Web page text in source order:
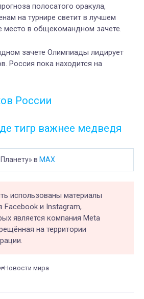
полосатого оракула,
на турнире светит в лучшем
место в общекомандном зачете.
зачете Олимпиады лидирует
Россия пока находится на
России
тигр важнее медведя
в MAX
использованы материалы
Facebook и Instagram,
является компания Meta
на территории
Новости мира